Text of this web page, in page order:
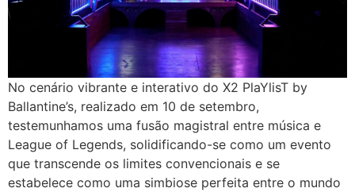
No cenário vibrante e interativo do X2 PlaYlisT by
Ballantine’s, realizado em 10 de setembro,
testemunhamos uma fusão magistral entre música e
League of Legends, solidificando-se como um evento
que transcende os limites convencionais e se
estabelece como uma simbiose perfeita entre o mundo